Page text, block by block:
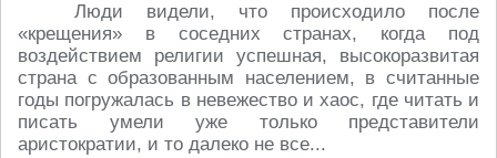
Люди видели, что происходило после
«крещения» в соседних странах, когда под
воздействием религии успешная, высокоразвитая
страна с образованным населением, в считанные
годы погружалась в невежество и хаос, где читать и
писать умели уже только представители
аристократии, и то далеко не все...